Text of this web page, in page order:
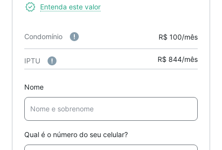
Entenda este valor
Condomínio R$ 100/mês
IPTU R$ 844/mês
Nome
Qual é o número do seu celular?